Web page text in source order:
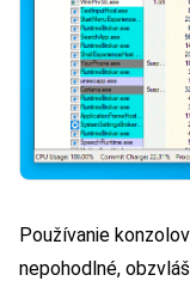
Používanie
nepohodlné,